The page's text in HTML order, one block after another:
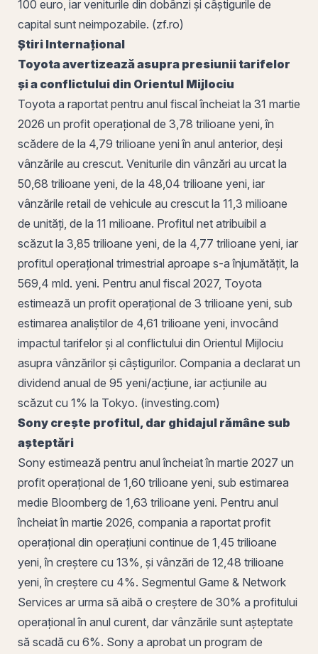
100 euro, iar veniturile din dobânzi și câștigurile de
capital sunt neimpozabile. (zf.ro)
Știri Internațional
Toyota avertizează asupra presiunii tarifelor
și a conflictului din Orientul Mijlociu
Toyota a raportat pentru anul fiscal încheiat la 31 martie
2026 un profit operațional de 3,78 trilioane yeni, în
scădere de la 4,79 trilioane yeni în anul anterior, deși
vânzările au crescut. Veniturile din vânzări au urcat la
50,68 trilioane yeni, de la 48,04 trilioane yeni, iar
vânzările retail de vehicule au crescut la 11,3 milioane
de unități, de la 11 milioane. Profitul net atribuibil a
scăzut la 3,85 trilioane yeni, de la 4,77 trilioane yeni, iar
profitul operațional trimestrial aproape s-a înjumătățit, la
569,4 mld. yeni. Pentru anul fiscal 2027, Toyota
estimează un profit operațional de 3 trilioane yeni, sub
estimarea analiștilor de 4,61 trilioane yeni, invocând
impactul tarifelor și al conflictului din Orientul Mijlociu
asupra vânzărilor și câștigurilor. Compania a declarat un
dividend anual de 95 yeni/acțiune, iar acțiunile au
scăzut cu 1% la Tokyo. (investing.com)
Sony crește profitul, dar ghidajul rămâne sub
așteptări
Sony estimează pentru anul încheiat în martie 2027 un
profit operațional de 1,60 trilioane yeni, sub estimarea
medie Bloomberg de 1,63 trilioane yeni. Pentru anul
încheiat în martie 2026, compania a raportat profit
operațional din operațiuni continue de 1,45 trilioane
yeni, în creștere cu 13%, și vânzări de 12,48 trilioane
yeni, în creștere cu 4%. Segmentul Game & Network
Services ar urma să aibă o creștere de 30% a profitului
operațional în anul curent, dar vânzările sunt așteptate
să scadă cu 6%. Sony a aprobat un program de